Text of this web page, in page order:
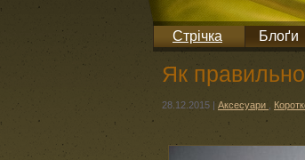
Стрічка Блоґи
Як правильно
28.12.2015 | Аксесуари